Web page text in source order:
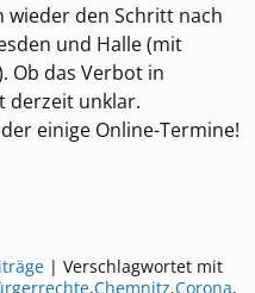
wieder den Schritt nach
und Halle (mit
Ob das Verbot in
derzeit unklar.
einige Online-Termine!
| Verschlagwortet mit
,Chemnitz,Corona,